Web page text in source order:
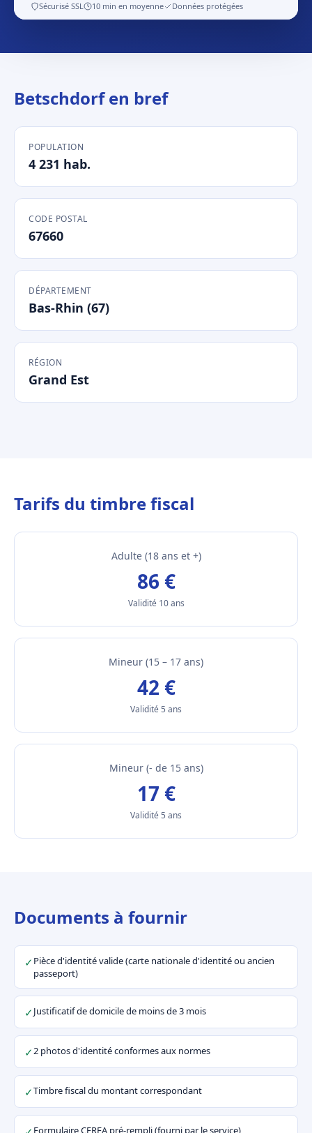
Sécurisé SSL 10 min en moyenne Données protégées
Betschdorf en bref
POPULATION
4 231 hab.
CODE POSTAL
67660
DÉPARTEMENT
Bas-Rhin (67)
RÉGION
Grand Est
Tarifs du timbre fiscal
Adulte (18 ans et +)
86 €
Validité 10 ans
Mineur (15 – 17 ans)
42 €
Validité 5 ans
Mineur (- de 15 ans)
17 €
Validité 5 ans
Documents à fournir
✓ Pièce d'identité valide (carte nationale d'identité ou ancien
passeport)
✓Justificatif de domicile de moins de 3 mois
✓2 photos d'identité conformes aux normes
✓Timbre fiscal du montant correspondant
Formulaire CERFA pré-rempli (fourni par le service)